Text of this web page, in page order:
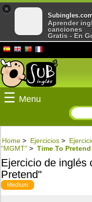
☰ Menu
Home > Ejercicios >
"MGMT" > Time To Pretend
Ejercicio de inglés
Pretend"
Medium
×
Aprender
canciones
Gratis - En